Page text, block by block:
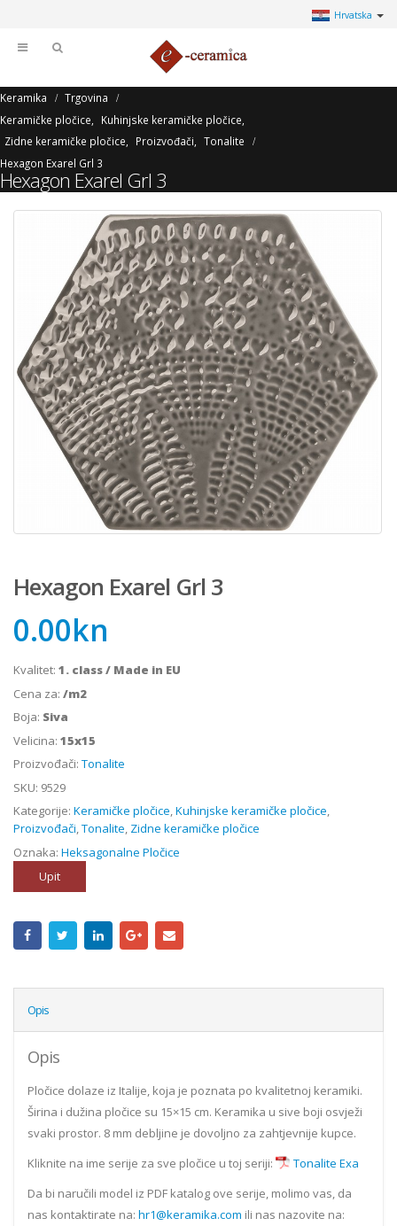
Hrvatska
Keramika
Trgovina
Keramičke pločice
Kuhinjske keramičke pločice
Zidne keramičke pločice
Proizvođači
Tonalite
Hexagon Exarel Grl 3
Hexagon Exarel Grl 3
Hexagon Exarel Grl 3
0.00kn
Kvalitet: 1. class / Made in EU
Cena za: /m2
Boja: Siva
Velicina: 15x15
Proizvođači: Tonalite
SKU: 9529
Kategorije: Keramičke pločice,Kuhinjske keramičke pločice,
Proizvođači,Tonalite, Zidne keramičke pločice
Oznaka: Heksagonalne Pločice
Upit
Opis
Opis
Pločice dolaze iz Italije, koja je poznata po kvalitetnoj keramiki.
Širina i dužina pločice su 15×15 cm. Keramika u sive boji osvježi
svaki prostor. 8 mm debljine je dovoljno za zahtjevnije kupce.
Kliknite na ime serije za sve pločice u toj seriji:
Tonalite Exa
Da bi naručili model iz PDF katalog ove serije, molimo vas, da
nas kontaktirate na: hr1@keramika.com ili nas nazovite na: